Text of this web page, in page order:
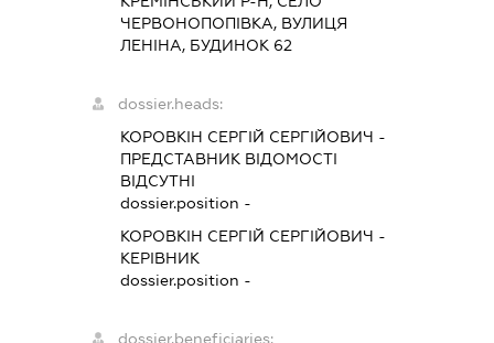
ЧЕРВОНОПОПІВКА, ВУЛИЦЯ
ЛЕНІНА, БУДИНОК 62
dossier.heads:
КОРОВКІН СЕРГІЙ СЕРГІЙОВИЧ -
ПРЕДСТАВНИК ВІДОМОСТІ
ВІДСУТНІ
dossier.position -
КОРОВКІН СЕРГІЙ СЕРГІЙОВИЧ -
КЕРІВНИК
dossier.position -
dossier.beneficiaries: